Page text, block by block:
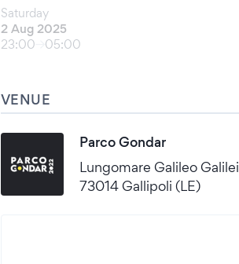
Saturday
2 Aug 2025
23:00
05:00
VENUE
Parco Gondar
Lungomare Galileo Galilei
73014 Gallipoli (LE)